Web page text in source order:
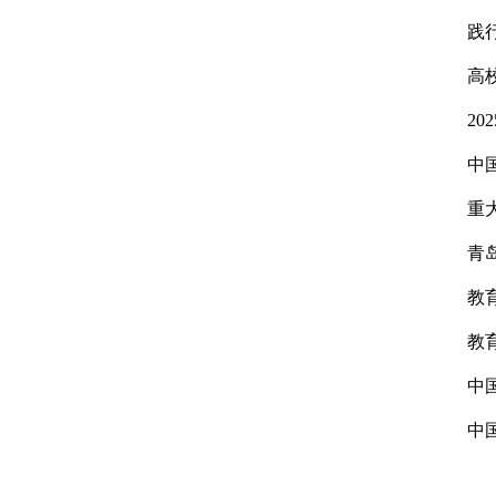
践
高
中
重
青
教
教
中
中